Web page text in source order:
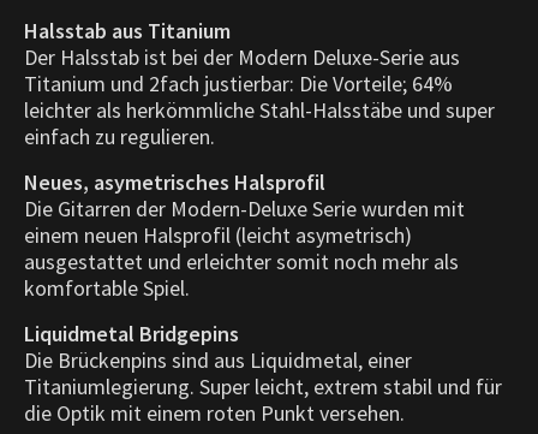
Halsstab aus Titanium
Der Halsstab ist bei der Modern Deluxe-Serie aus
Titanium und 2fach justierbar: Die Vorteile; 64%
leichter als herkömmliche Stahl-Halsstäbe und super
einfach zu regulieren.
Neues, asymetrisches Halsprofil
Die Gitarren der Modern-Deluxe Serie wurden mit
einem neuen Halsprofil (leicht asymetrisch)
ausgestattet und erleichter somit noch mehr als
komfortable Spiel.
Liquidmetal Bridgepins
Die Brückenpins sind aus Liquidmetal, einer
Titaniumlegierung. Super leicht, extrem stabil und für
die Optik mit einem roten Punkt versehen.